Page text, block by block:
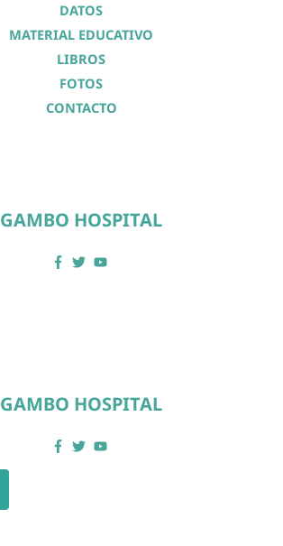
DATOS
MATERIAL EDUCATIVO
LIBROS
FOTOS
CONTACTO
GAMBO HOSPITAL
GAMBO HOSPITAL